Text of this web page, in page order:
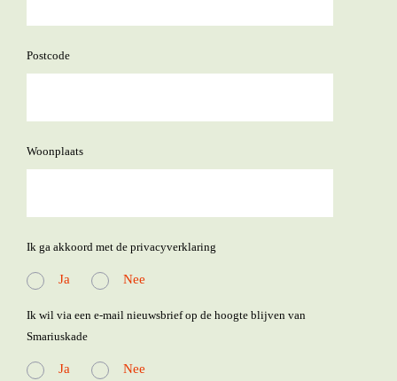
postcode
woonplaats
Ik ga akkoord met de privacyverklaring
Ja Nee
Ik wil via een e-mail nieuwsbrief op de hoogte blijven van
Smariuskade
Ja Nee